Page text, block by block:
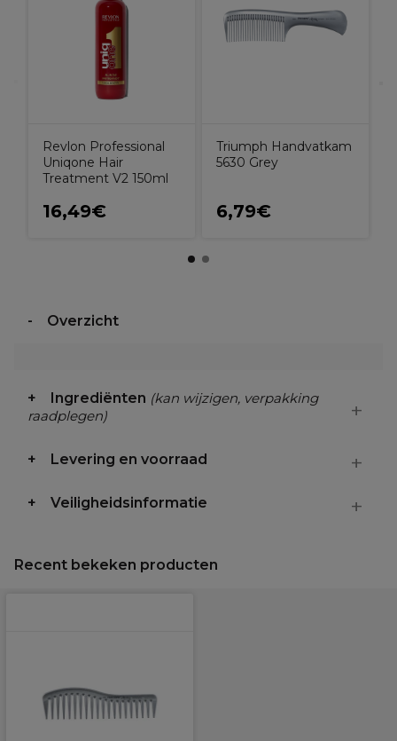
Revlon Professional
Uniqone Hair
Treatment V2 150ml
16,49€
Triumph Handvatkam
5630 Grey
6,79€
Overzicht
Ingrediënten (kan wijzigen, verpakking
raadplegen)
Levering en voorraad
Veiligheidsinformatie
Recent bekeken producten